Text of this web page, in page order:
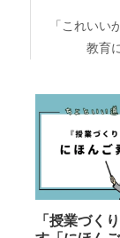
「これい
教育
「授業づく